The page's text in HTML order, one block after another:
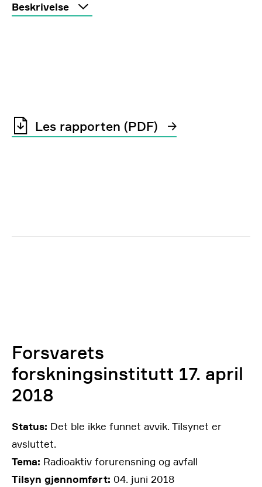
Beskrivelse
Les rapporten (PDF)
Forsvarets
forskningsinstitutt 17. april
2018
Status: Det ble ikke funnet avvik. Tilsynet er
avsluttet.
Tema: Radioaktiv forurensning og avfall
Tilsyn gjennomført: 04. juni 2018